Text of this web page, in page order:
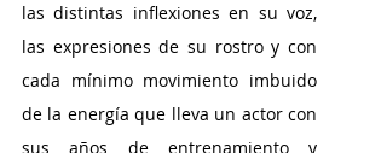
las distintas inflexiones en su voz,
las expresiones de su rostro y con
cada mínimo movimiento imbuido
de la energía que lleva un actor con
sus años de entrenamiento y